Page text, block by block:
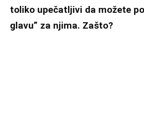
toliko upečatljivi da možete
glavu” za njima. Zašto?